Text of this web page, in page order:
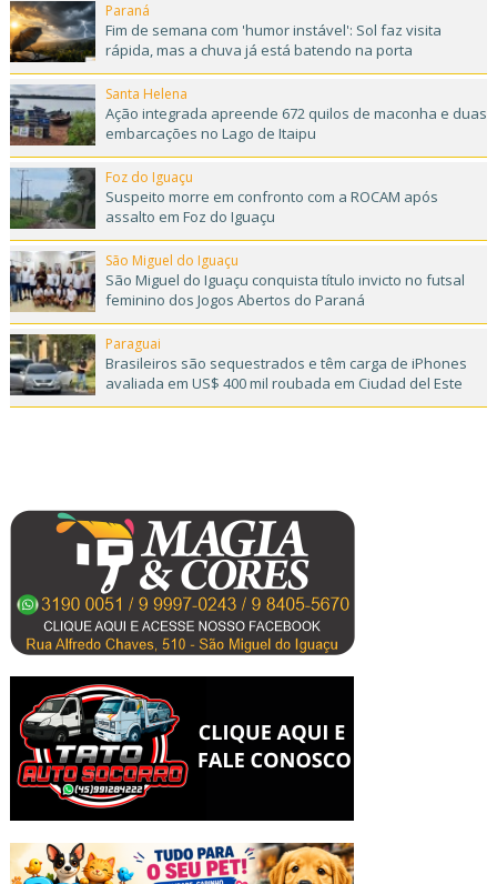
Paraná
Fim de semana com 'humor instável': Sol faz visita
rápida, mas a chuva já está batendo na porta
Santa Helena
Ação integrada apreende 672 quilos de maconha e duas
embarcações no Lago de Itaipu
Foz do Iguaçu
Suspeito morre em confronto com a ROCAM após
assalto em Foz do Iguaçu
São Miguel do Iguaçu
São Miguel do Iguaçu conquista título invicto no futsal
feminino dos Jogos Abertos do Paraná
Paraguai
Brasileiros são sequestrados e têm carga de iPhones
avaliada em US$ 400 mil roubada em Ciudad del Este